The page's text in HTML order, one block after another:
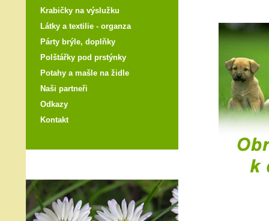
Krabičky na výslužku
Látky a textilie - organza
Párty brýle, doplňky
Polštářky pod prstýnky
Potahy a mašle na židle
Naši partneři
Odkazy
Kontakt